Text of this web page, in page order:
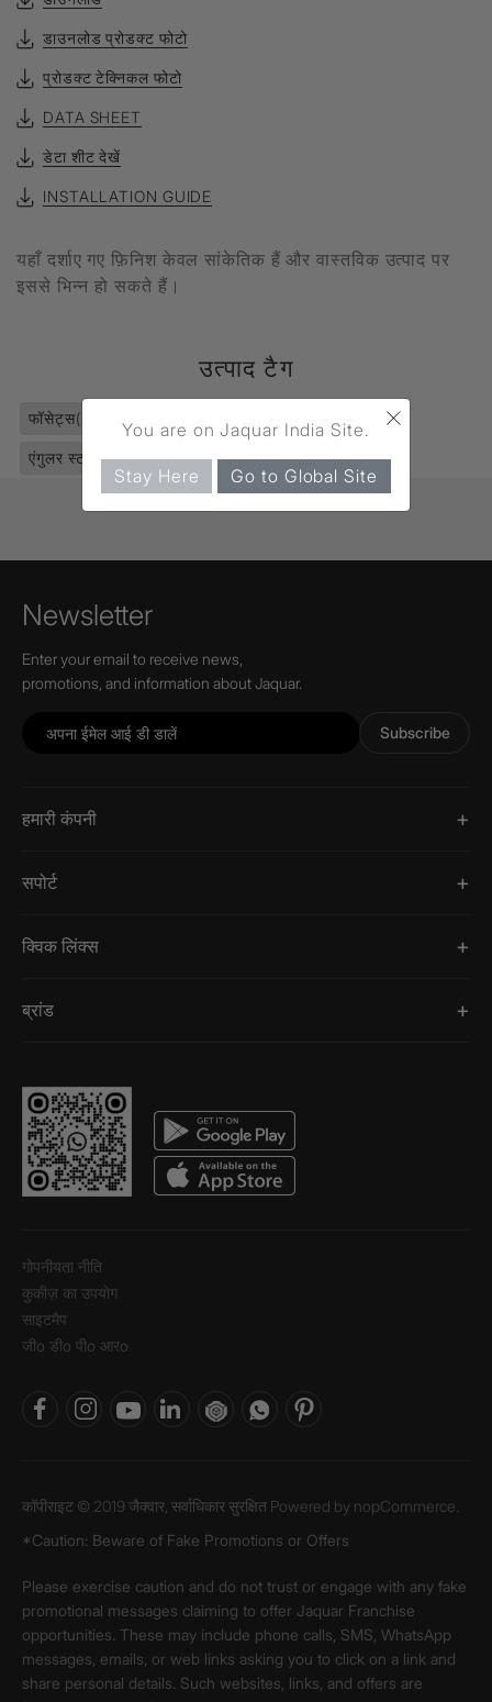
डाउनलोड प्रोडक्ट फोटो
प्रोडक्ट टेक्निकल फोटो
DATA SHEET
डेटा शीट देखें
INSTALLATION GUIDE
यहाँ दर्शाए गए फ़िनिश केवल सांकेतिक हैं और वास्तविक उत्पाद पर
इससे भिन्न हो सकते हैं।
उत्पाद टैग
फॉसेट्स(2811)
एंगुलर स्टॉप कॉक(82) विनेट प्राइम(263)
Newsletter
Enter your email to receive news,
promotions, and information about Jaquar.
Subscribe
हमारी कंपनी
सपोर्ट
क्विक लिंक्स
ब्रांड
गोपनीयता नीति
कुकीज़ का उपयोग
साइटमैप
जीo डीo पीo आरo
कॉपीराइट © 2019 जैक्वार, सर्वाधिकार सुरक्षित Powered by nopCommerce.
*Caution: Beware of Fake Promotions or Offers
Please exercise caution and do not trust or engage with any fake
promotional messages claiming to offer Jaquar Franchise
opportunities. These may include phone calls, SMS, WhatsApp
messages, emails, or web links asking you to click on a link and
share personal details. Such websites, links, and offers are
×
You are on Jaquar India Site.
Stay Here Go to Global Site